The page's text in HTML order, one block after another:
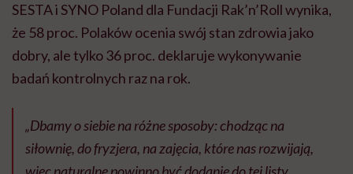
SESTA i SYNO Poland dla Fundacji Rak’n’Roll wynika,
że 58 proc. Polaków ocenia swój stan zdrowia jako
dobry, ale tylko 36 proc. deklaruje wykonywanie
badań kontrolnych raz na rok.
„Dbamy o siebie na różne sposoby: chodząc na
siłownię, do fryzjera, na zajęcia, które nas rozwijają,